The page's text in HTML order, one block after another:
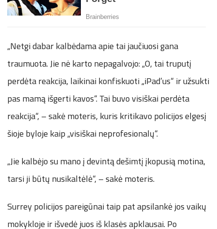
„Netgi dabar kalbėdama apie tai jaučiuosi gana
traumuota. Jie nė karto nepagalvojo: „O, tai truputį
perdėta reakcija, laikinai konfiskuoti „iPad’us“ ir užsukti
pas mamą išgerti kavos“. Tai buvo visiškai perdėta
reakcija“, – sakė moteris, kuris kritikavo policijos elgesį
šioje byloje kaip „visiškai neprofesionalų“.
„Jie kalbėjo su mano į devintą dešimtį įkopusią motina,
tarsi ji būtų nusikaltėlė“, – sakė moteris.
Surrey policijos pareigūnai taip pat apsilankė jos vaikų
mokykloje ir išvedė juos iš klasės apklausai. Po